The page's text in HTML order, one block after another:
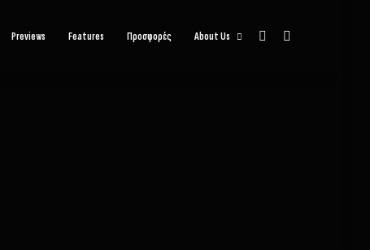
Previews Features Προσφορές About Us Sidebar